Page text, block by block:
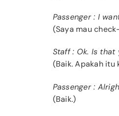
Passenger : I
(Saya mau
Staff : Ok. Is that
(Baik. Apakah itu
Passenger :
(Baik.)